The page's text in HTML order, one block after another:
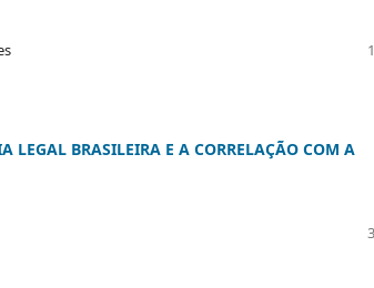
LEGAL BRASILEIRA E A CORRELAÇÃO COM A